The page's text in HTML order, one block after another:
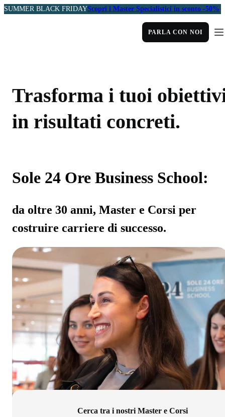
SUMMER BLACK FRIDAYScopri i Master Specialistici in sconto -50%
PARLA CON NOI
Trasforma i tuoi
in risultati concreti.
Sole 24 Ore Business School:
da oltre 30 anni, Master e Corsi per
costruire carriere di successo.
Cerca tra i nostri Master e Corsi